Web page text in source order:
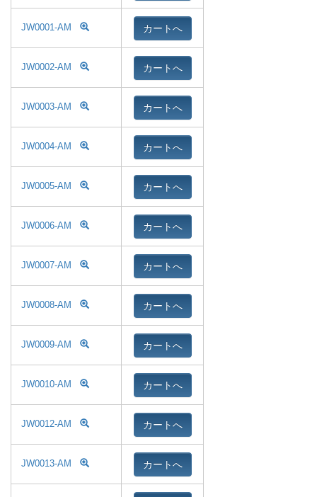
JW0001-AM カートへ
JW0002-AM カートへ
JW0003-AM カートへ
JW0004-AM カートへ
JW0005-AM カートへ
JW0006-AM カートへ
JW0007-AM カートへ
JW0008-AM カートへ
JW0009-AM カートへ
JW0010-AM カートへ
JW0012-AM カートへ
JW0013-AM カートへ